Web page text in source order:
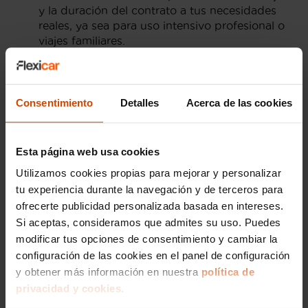
Consentimiento Detalles Acerca de las cookies
Esta página web usa cookies
Utilizamos cookies propias para mejorar y personalizar
tu experiencia durante la navegación y de terceros para
ofrecerte publicidad personalizada basada en intereses.
Si aceptas, consideramos que admites su uso. Puedes
modificar tus opciones de consentimiento y cambiar la
configuración de las cookies en el panel de configuración
y obtener más información en nuestra política de
privacidad y cookies.
y la duración del contrato a tus necesidades
reales, ya sea para uso intensivo profesional o
viajes familiares.
Entrega inmediata:
que esperar.
Las mejores marcas de
monovolumen a tu alcance
Nuestro catálogo incluye los modelos más
fiables y espaciosos de las mejoresmarcas.
Puedes optar por la tecnología y calidad de una
Volkswagen Caravelle o unMercedes-Benz Citan
Tourer, así como por la versatilidad de un
Citroën Grand C4 Spacetourero unaFord
Tourneo Courier. Todos nuestros vehículos pasan